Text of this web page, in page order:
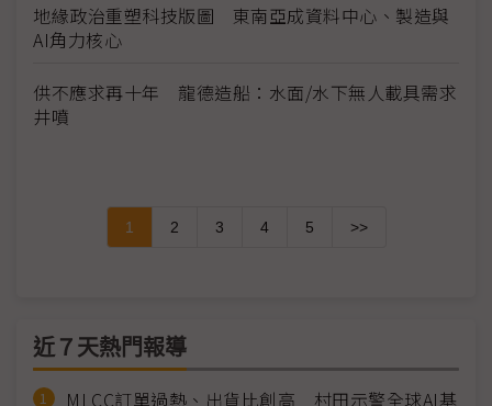
地緣政治重塑科技版圖 東南亞成資料中心、製造與
AI角力核心
供不應求再十年 龍德造船：水面/水下無人載具需求
井噴
1 2 3 4 5 >>
近７天熱門報導
MLCC訂單過熱、出貨比創高 村田示警全球AI基